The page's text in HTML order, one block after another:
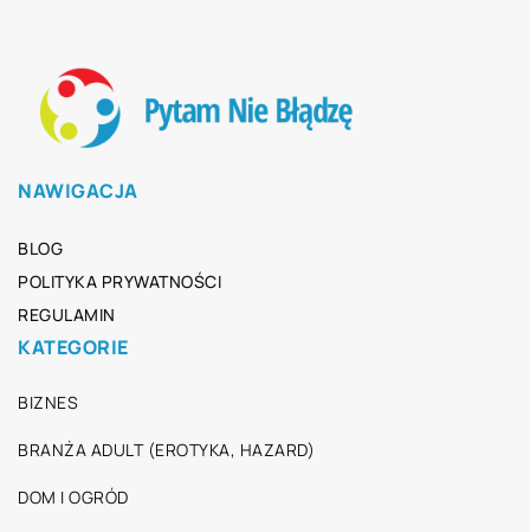
NAWIGACJA
BLOG
POLITYKA PRYWATNOŚCI
REGULAMIN
KATEGORIE
BIZNES
BRANŻA ADULT (EROTYKA, HAZARD)
DOM I OGRÓD